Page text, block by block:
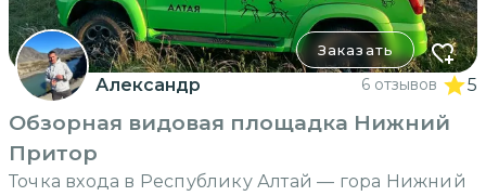
Заказать
Александр 6 отзывов 5
Обзорная видовая площадка Нижний
Притор
Точка входа в Республику Алтай — гора Нижний